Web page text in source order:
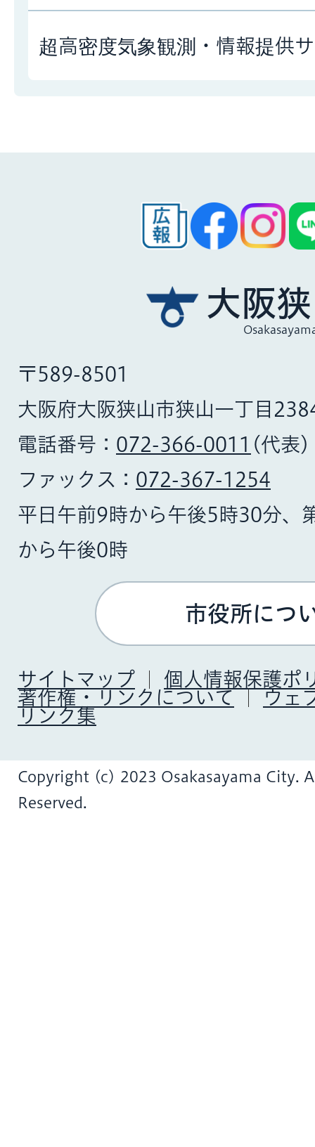
超高密度気象観測・情報提供
大阪
〒589-8501
大阪府大阪狭山市狭山一丁目
電話番号： 072-366-0011 (代表)
ファックス： 072-367-1254
平日午前9時から午後5時30分、
から午後0時
市役所につ
サイトマップ
個人情報保護ポ
著作権・リンクについて
ウェ
リンク集
Copyright (c) 2023 Osakasayama City.
Reserved.